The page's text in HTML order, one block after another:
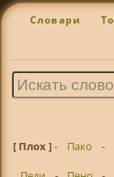
Словари
[ Плох ]- Пако -